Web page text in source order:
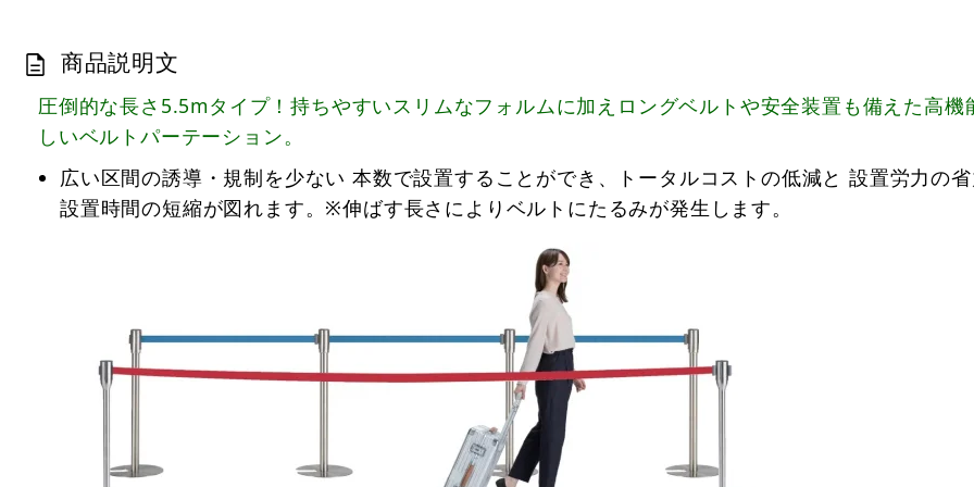
商品説明文
圧倒的な長さ5.5mタイプ！持ちやすいスリムなフォルムに加えロングベルトや安全装置も備えた高機
しいベルトパーテーション。
広い区間の誘導・規制を少ない 本数で設置することができ、トータルコストの低減と 設置労力の省
設置時間の短縮が図れます。※伸ばす長さによりベルトにたるみが発生します。